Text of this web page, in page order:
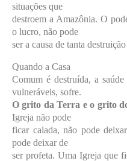
situações que
destroem a Amazônia. O
o lucro, não pode
ser a causa de tanta
Quando a Casa
Comum é destruída, a
vulneráveis, sofre.
O grito da Terra e o grito
Igreja não pode
ficar calada, não pode
pode deixar de
ser profeta. Uma Igreja que